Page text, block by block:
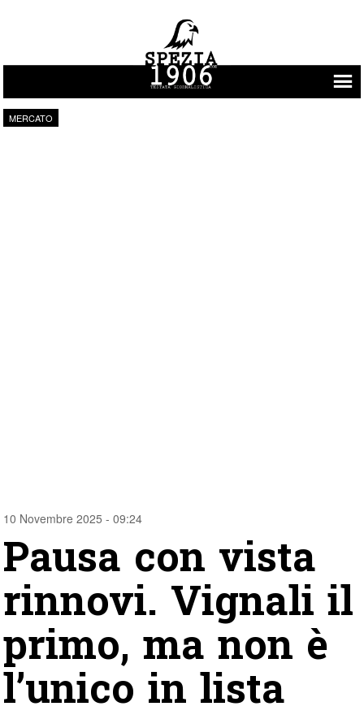
Vai al contenuto
MERCATO
10 Novembre 2025 - 09:24
Pausa con vista
rinnovi. Vignali il
primo, ma non è
l’unico in lista